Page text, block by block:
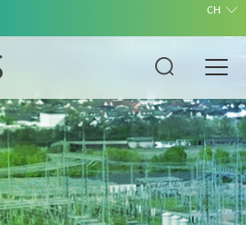
CH